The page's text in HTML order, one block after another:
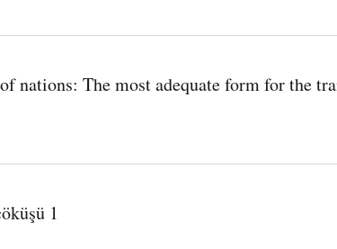
nations: The most adequate form for the
1